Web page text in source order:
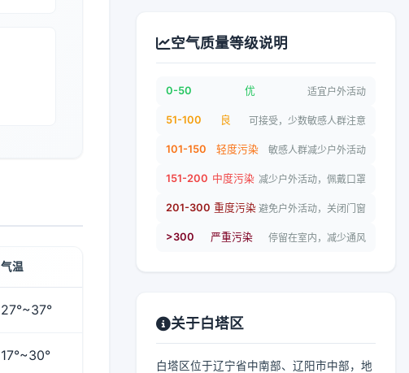
气温
27°~37°
17°~30°
空气质量等级说明
0-50 优 适宜户外活动
51-100 良 可接受，少数敏感人群注意
101-150 轻度污染 敏感人群减少户外活动
151-200 中度污染 减少户外活动，佩戴口罩
201-300 重度污染 避免户外活动，关闭门窗
>300 严重污染 停留在室内，减少通风
关于白塔区
白塔区位于辽宁省中南部、辽阳市中部，地